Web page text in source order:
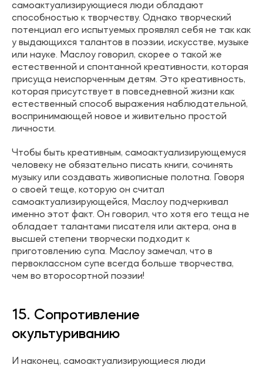
самоактуализирующиеся люди обладают
способностью к творчеству. Однако творческий
потенциал его испытуемых проявлял себя не так как
у выдающихся талантов в поэзии, искусстве, музыке
или науке. Маслоу говорил, скорее о такой же
естественной и спонтанной креативности, которая
присуща неиспорченным детям. Это креативность,
которая присутствует в повседневной жизни как
естественный способ выражения наблюдательной,
воспринимающей новое и живительно простой
личности.
Чтобы быть креативным, самоактуализирующемуся
человеку не обязательно писать книги, сочинять
музыку или создавать живописные полотна. Говоря
о своей теще, которую он считал
самоактуализирующейся, Маслоу подчеркивал
именно этот факт. Он говорил, что хотя его теща не
обладает талантами писателя или актера, она в
высшей степени творчески подходит к
приготовлению супа. Маслоу замечал, что в
первоклассном супе всегда больше творчества,
чем во второсортной поэзии!
15. Сопротивление
окультуриванию
И наконец, самоактуализирующиеся люди